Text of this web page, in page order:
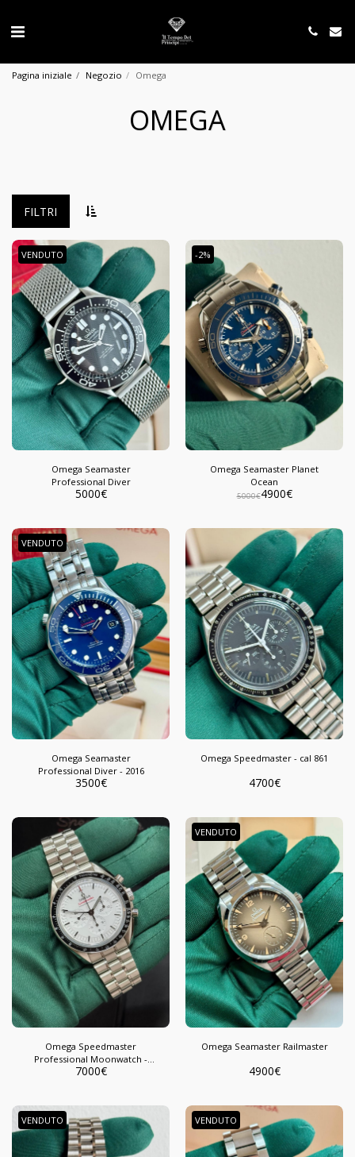
Pagina iniziale Negozio Omega
OMEGA
FILTRI
VENDUTO
Omega Seamaster
Professional Diver
5000€
-2%
Omega Seamaster Planet
Ocean
5000€4900€
VENDUTO
Omega Seamaster
Professional Diver - 2016
3500€
Omega Speedmaster - cal 861
4700€
Omega Speedmaster
Professional Moonwatch -
White Dial
7000€
VENDUTO
Omega Seamaster Railmaster
4900€
VENDUTO VENDUTO